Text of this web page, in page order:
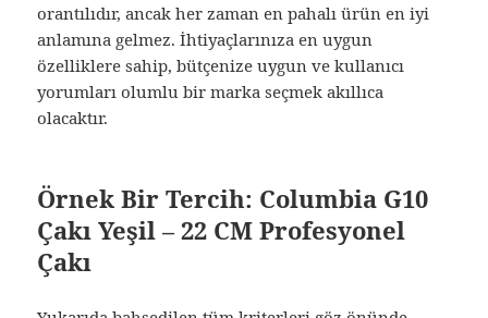
orantılıdır, ancak her zaman en pahalı ürün en iyi
anlamına gelmez. İhtiyaçlarınıza en uygun
özelliklere sahip, bütçenize uygun ve kullanıcı
yorumları olumlu bir marka seçmek akıllıca
olacaktır.
Örnek Bir Tercih: Columbia G10
Çakı Yeşil – 22 CM Profesyonel
Çakı